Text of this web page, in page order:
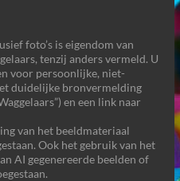
foto’s is eigendom van
tenzij anders vermeld. U
voor persoonlijke, niet-
duidelijke bronvermelding
en een link naar
van het beeldmateriaal
Ook het gebruik van het
AI gegenereerde beelden of